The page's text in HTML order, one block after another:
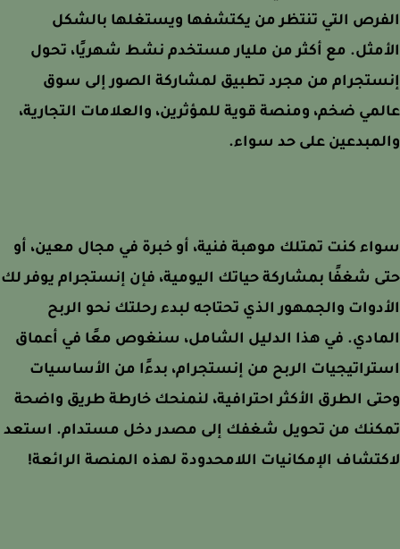
التي تنتظر من يكتشفها ويستغلها بالشكل
مع أكثر من مليار مستخدم نشط شهريًا، تحول
من مجرد تطبيق لمشاركة الصور إلى سوق
ضخم، ومنصة قوية للمؤثرين، والعلامات التجارية،
على حد سواء.
كنت تمتلك موهبة فنية، أو خبرة في مجال معين، أو
شغفًا بمشاركة حياتك اليومية، فإن إنستجرام يوفر لك
والجمهور الذي تحتاجه لبدء رحلتك نحو الربح
في هذا الدليل الشامل، سنغوص معًا في أعماق
الربح من إنستجرام، بدءًا من الأساسيات
الطرق الأكثر احترافية، لنمنحك خارطة طريق واضحة
من تحويل شغفك إلى مصدر دخل مستدام. استعد
الإمكانيات اللامحدودة لهذه المنصة الرائعة!